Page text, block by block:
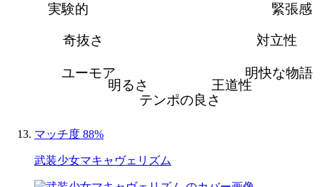
緊張感
対立性
明快な物語
王道性
テンポの良さ
明るさ
ユーモア
奇抜さ
実験的
マッチ度 88%
武装少女マキャヴェリズム